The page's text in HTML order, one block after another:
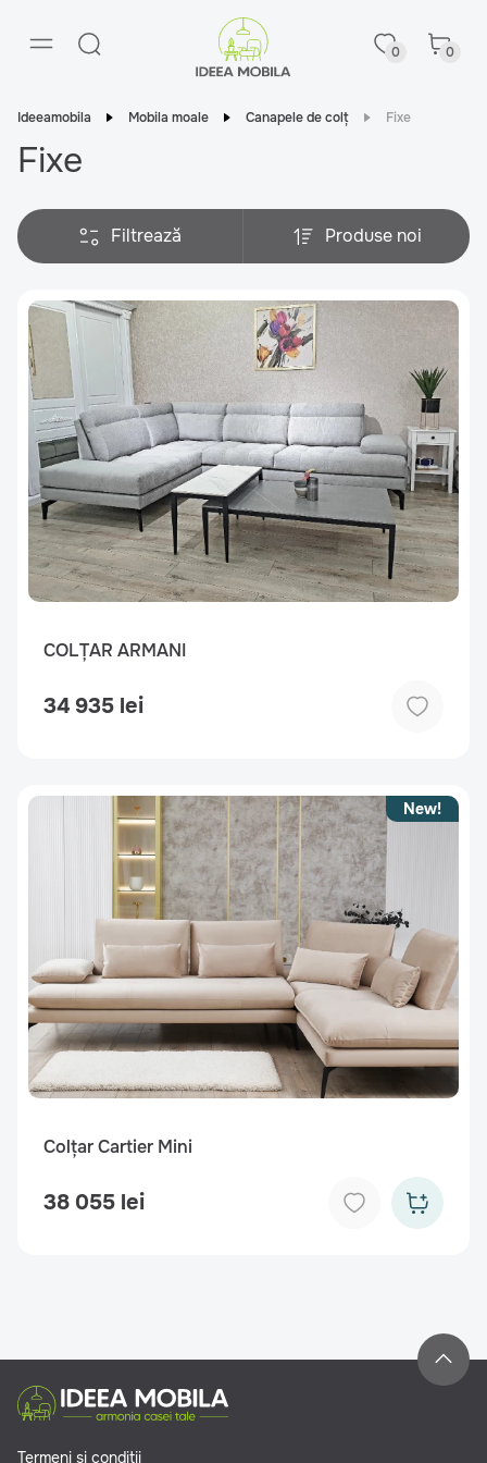
0 0
Ideeamobila Mobila moale Canapele de colț Fixe
Fixe
Filtrează Produse noi
COLȚAR ARMANI
34 935 lei
New!
Colțar Cartier Mini
38 055 lei
Termeni și condiții